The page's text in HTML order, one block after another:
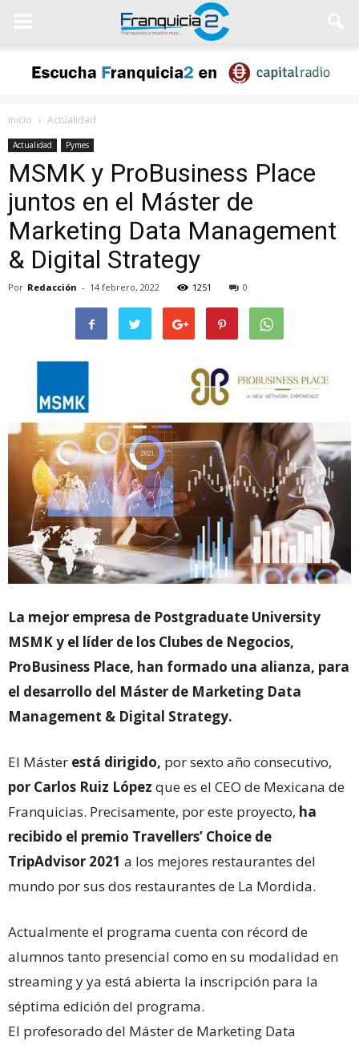
Inicio Actualidad
Actualidad Pymes
MSMK y ProBusiness Place
juntos en el Máster de
Marketing Data Management
& Digital Strategy
Por Redacción - 14 febrero, 2022 1251 0
La mejor empresa de Postgraduate University
MSMK y el líder de los Clubes de Negocios,
ProBusiness Place, han formado una alianza, para
el desarrollo del Máster de Marketing Data
Management & Digital Strategy.
El Máster está dirigido, por sexto año consecutivo,
por Carlos Ruiz López que es el CEO de Mexicana de
Franquicias. Precisamente, por este proyecto, ha
recibido el premio Travellers’ Choice de
TripAdvisor 2021 a los mejores restaurantes del
mundo por sus dos restaurantes de La Mordida.
Actualmente el programa cuenta con récord de
alumnos tanto presencial como en su modalidad en
streaming y ya está abierta la inscripción para la
séptima edición del programa.
El profesorado del Máster de Marketing Data